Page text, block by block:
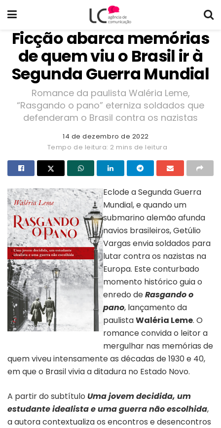
Ficção abarca memórias
de quem viu o Brasil ir à
Segunda Guerra Mundial
Romance da paulista Waléria Leme,
“Rasgando o pano” eterniza soldados que
defenderam o Brasil contra os nazistas
14 de dezembro de 2022
Tempo de leitura: 2 mins de leitura
Eclode a Segunda Guerra
Mundial, e quando um
submarino alemão afunda
navios brasileiros, Getúlio
Vargas envia soldados para
lutar contra os nazistas na
Europa. Este conturbado
momento histórico guia o
enredo deRasgando o
pano, lançamento da
paulistaWaléria Leme. O
romance convida o leitor a
mergulhar nas memórias de
quem viveu intensamente as décadas de 1930 e 40,
em que o Brasil vivia a ditadura no Estado Novo.
A partir do subtítulo Uma jovem decidida, um
estudante idealista e uma guerra não escolhida,
a autora contextualiza os encontros e desencontros